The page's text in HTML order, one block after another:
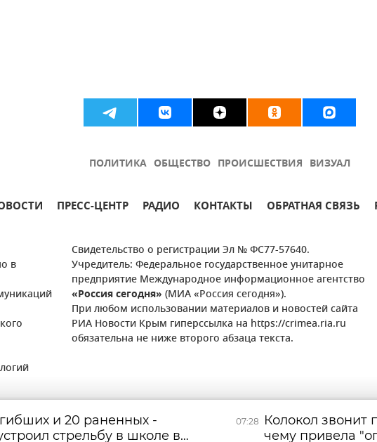
ПОЛИТИКА ОБЩЕСТВО ПРОИСШЕСТВИЯ ВИЗУАЛ
ПРЕСС-ЦЕНТР РАДИО КОНТАКТЫ ОБРАТНАЯ СВЯЗЬ
в
Свидетельство о регистрации Эл № ФС77-57640.
Учредитель: Федеральное государственное унитарное
предприятие Международное информационное агентство
«Россия сегодня» (МИА «Россия сегодня»).
При любом использовании материалов и новостей сайта
РИА Новости Крым гиперссылка на https://crimea.ria.ru
обязательна не ниже второго абзаца текста.
и 20 раненных -
стрельбу в школе в
07:28
Колокол звонит
чему привела